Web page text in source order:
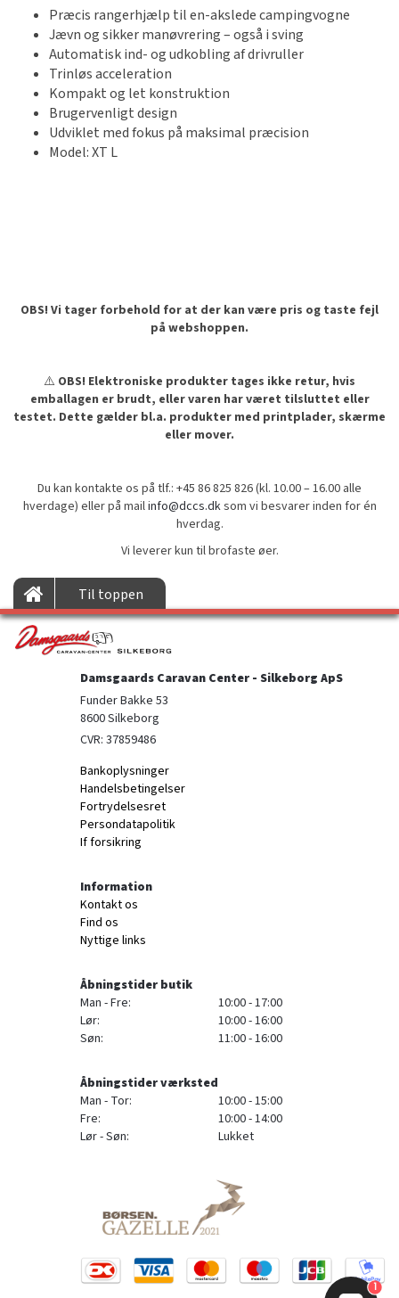
Præcis rangerhjælp til en-akslede campingvogne
Jævn og sikker manøvrering – også i sving
Automatisk ind- og udkobling af drivruller
Trinløs acceleration
Kompakt og let konstruktion
Brugervenligt design
Udviklet med fokus på maksimal præcision
Model: XT L
OBS! Vi tager forbehold for at der kan være pris og taste fejl
på webshoppen.
⚠️ OBS! Elektroniske produkter tages ikke retur, hvis
emballagen er brudt, eller varen har været tilsluttet eller
testet. Dette gælder bl.a. produkter med printplader, skærme
eller mover.
Du kan kontakte os på tlf.: +45 86 825 826 (kl. 10.00 – 16.00 alle
hverdage) eller på mailinfo@dccs.dksom vi besvarer inden for én
hverdag.
Vi leverer kun til brofaste øer.
Til toppen
Damsgaards Caravan Center - Silkeborg ApS
Funder Bakke 53
8600 Silkeborg
CVR: 37859486
Bankoplysninger
Handelsbetingelser
Fortrydelsesret
Persondatapolitik
If forsikring
Information
Kontakt os
Find os
Nyttige links
Åbningstider butik
Man - Fre:
10:00 - 17:00
Lør:
10:00 - 16:00
Søn:
11:00 - 16:00
Åbningstider værksted
Man - Tor:
10:00 - 15:00
Fre:
10:00 - 14:00
Lør - Søn:
Lukket
1